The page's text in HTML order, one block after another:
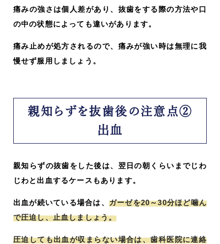
痛みの強さは個人差があり、抜歯をする際の方法や口
の中の状態によっても違いがあります。
痛み止めが処方されるので、痛みが強い時は無理に我
慢せず服用しましょう。
親知らずを抜歯後の注意点②
出血
親知らずの抜歯をした後は、翌日の朝くらいまでじわ
じわと出血するケースもあります。
出血が続いている場合は、 ガーゼを20～30分ほど噛ん
で圧迫し、止血しましょう。
圧迫しても出血が収まらない場合は、歯科医院に連絡